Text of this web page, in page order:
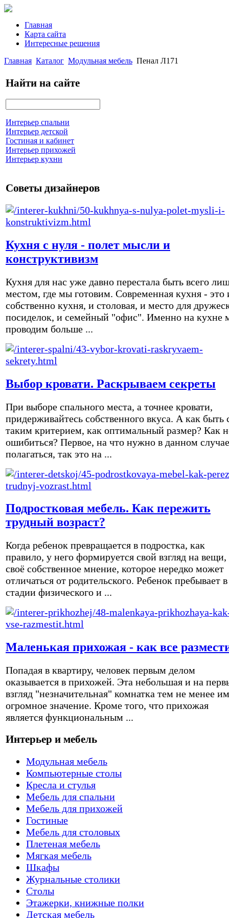
Главная
Карта сайта
Интересные решения
Главная Каталог Модульная мебель Пенал Л171
Найти на сайте
Интерьер спальни
Интерьер детской
Гостиная и кабинет
Интерьер прихожей
Интерьер кухни
Советы дизайнеров
Кухня с нуля - полет мысли и
конструктивизм
Кухня для нас уже давно перестала быть всего
местом, где мы готовим. Современная кухня - это
собственно кухня, и столовая, и место для
посиделок, и семейный "офис". Именно на кухне
проводим больше ...
Выбор кровати. Раскрываем секреты
При выборе спального места, а точнее кровати,
придерживайтесь собственного вкуса. А как быть
таким критерием, как оптимальный размер? Как
ошибиться? Первое, на что нужно в данном случае
полагаться, так это на ...
Подростковая мебель. Как пережить
трудный возраст?
Когда ребенок превращается в подростка, как
правило, у него формируется свой взгляд на вещи,
своё собственное мнение, которое нередко может
отличаться от родительского. Ребенок пребывает в
стадии физического и ...
Маленькая прихожая - как все
Попадая в квартиру, человек первым делом
оказывается в прихожей. Эта небольшая и на
взгляд "незначительная" комнатка тем не менее
огромное значение. Кроме того, что прихожая
является функциональным ...
Интерьер и мебель
Модульная мебель
Компьютерные столы
Кресла и стулья
Мебель для спальни
Мебель для прихожей
Гостиные
Мебель для столовых
Плетеная мебель
Мягкая мебель
Шкафы
Журнальные столики
Столы
Этажерки, книжные полки
Детская мебель